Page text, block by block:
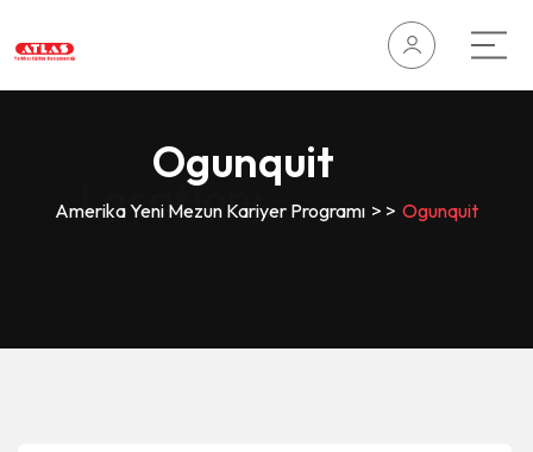
Location:
Ogunquit
Amerika Yeni Mezun Kariyer Programı > > Ogunquit